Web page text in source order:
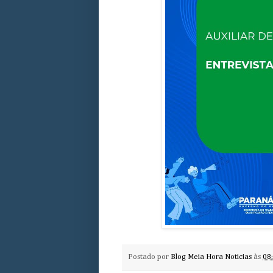
Postado por Blog Meia Hora Noticias às